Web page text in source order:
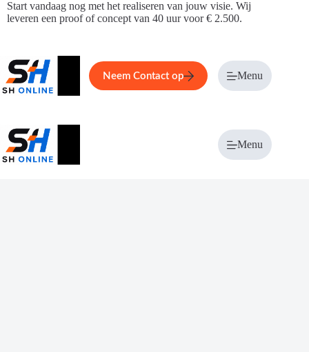
Ga
naar
Start vandaag nog met het realiseren van jouw visie. Wij
leveren een proof of concept van 40 uur voor € 2.500.
Home Service Over ons
Neem Contact op Menu
Menu